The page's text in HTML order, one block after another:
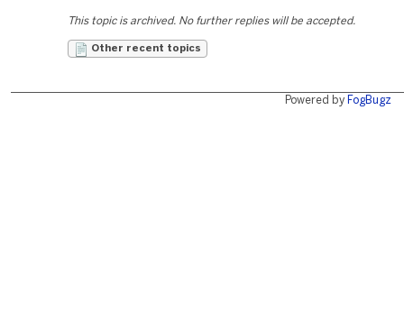
This topic is archived. No further replies will be accepted.
Other recent topics
Powered by FogBugz